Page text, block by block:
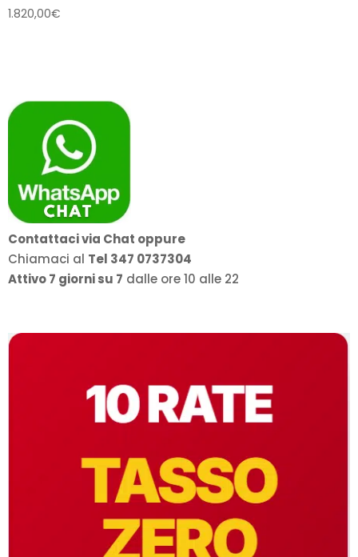
1.820,00€
Contattaci via Chat oppure
Chiamaci al Tel 347 0737304
Attivo 7 giorni su 7 dalle ore 10 alle 22